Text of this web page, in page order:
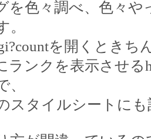
を色々調べ、色々
。
を開くとき
ランクを表示させ
、
スタイルシートに